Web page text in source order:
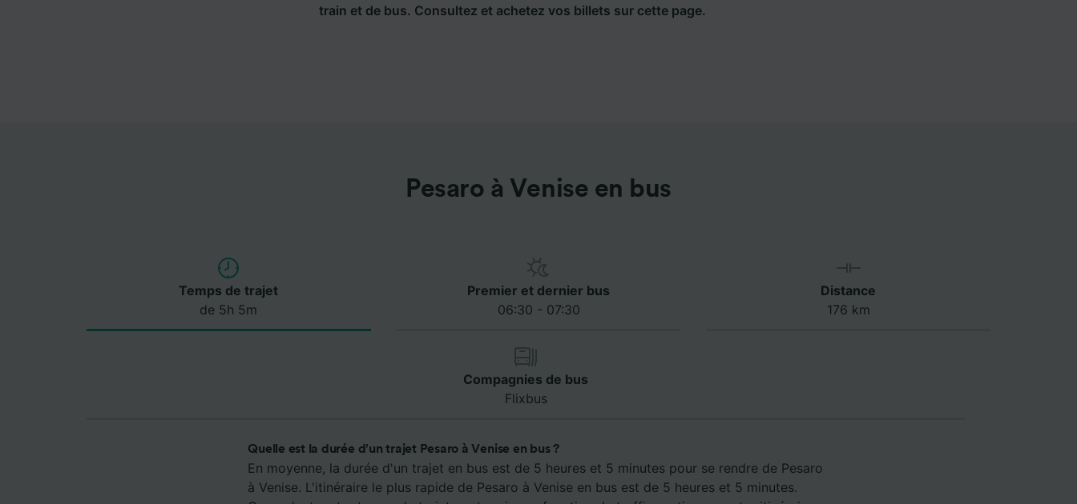
train et de bus. Consultez et achetez vos billets sur cette page.
Pesaro à Venise en bus
Temps de trajet
de 5h 5m
Premier et dernier bus
06:30 - 07:30
Distance
176 km
Compagnies de bus
Flixbus
Quelle est la durée d’un trajet Pesaro à Venise en bus ?
En moyenne, la durée d'un trajet en bus est de 5 heures et 5 minutes pour se rendre de Pesaro
à Venise. L'itinéraire le plus rapide de Pesaro à Venise en bus est de 5 heures et 5 minutes.